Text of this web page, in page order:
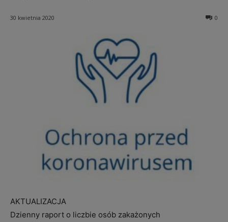
0
30 kwietnia 2020
AKTUALIZACJA
Dzienny raport o liczbie osób zakażonych